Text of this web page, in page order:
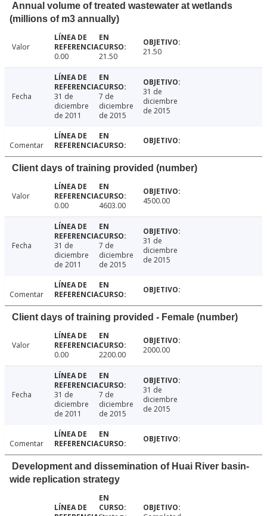
Annual volume of treated wastewater at wetlands
(millions of m3 annually)
Valor
0.00
21.50 21.50
Fecha
31 de
diciembre
de 2011
7 de
diciembre
de 2015
31 de
diciembre
de 2015
Comentar
Client days of training provided (number)
Valor
0.00
4603.00 4500.00
Fecha
31 de
diciembre
de 2011
7 de
diciembre
de 2015
31 de
diciembre
de 2015
Comentar
Client days of training provided - Female (number)
Valor
0.00
2200.00 2000.00
Fecha
31 de
diciembre
de 2011
7 de
diciembre
de 2015
31 de
diciembre
de 2015
Comentar
Development and dissemination of Huai River basin-
wide replication strategy